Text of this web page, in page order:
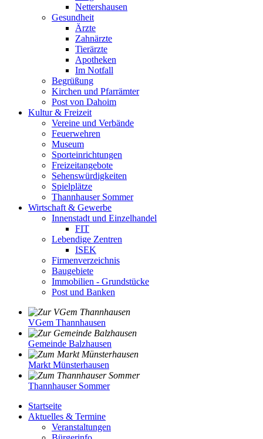
Nettershausen
Gesundheit
Ärzte
Zahnärzte
Tierärzte
Apotheken
Im Notfall
Begrüßung
Kirchen und Pfarrämter
Post von Dahoim
Kultur & Freizeit
Vereine und Verbände
Feuerwehren
Museum
Sporteinrichtungen
Freizeitangebote
Sehenswürdigkeiten
Spielplätze
Thannhauser Sommer
Wirtschaft & Gewerbe
Innenstadt und Einzelhandel
FIT
Lebendige Zentren
ISEK
Firmenverzeichnis
Baugebiete
Immobilien - Grundstücke
Post und Banken
VGem Thannhausen
Gemeinde Balzhausen
Markt Münsterhausen
Thannhauser Sommer
Startseite
Aktuelles & Termine
Veranstaltungen